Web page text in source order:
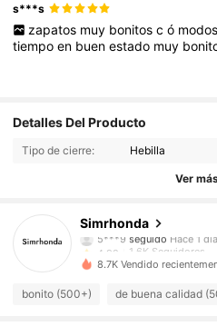
s***s
zapatos muy bonitos c ó modos
tiempoen buenestado muy
Detalles Del Producto
Tipo de cierre: Hebilla
Ver
Simrhonda
4,92 1.6K Seguidores
1.6K Seguidores
4,92 1.6K Seguidores
8.7K Vendido
bonito (500+) de buena calidad